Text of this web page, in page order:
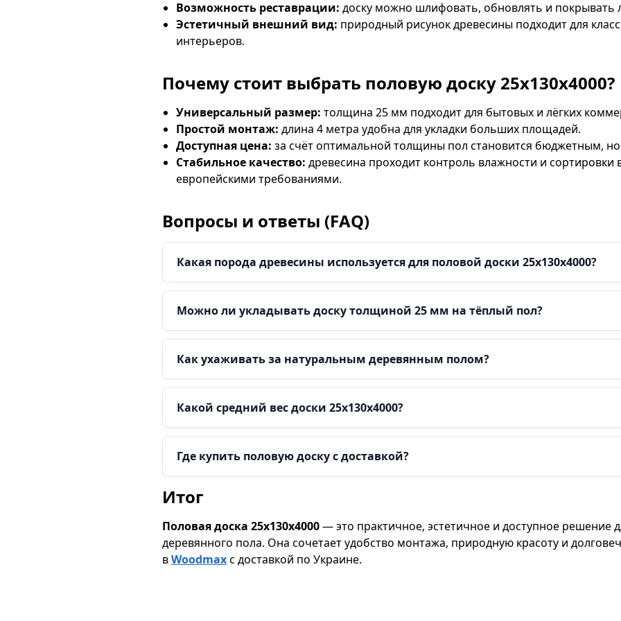
Возможность реставрации: доску можно шлифовать, обновлять и покрывать
Эстетичный внешний вид: природный рисунок древесины подходит для
интерьеров.
Почему стоит выбрать половую доску 25х130х4000?
Универсальный размер: толщина 25 мм подходит для бытовых и лёгких
Простой монтаж: длина 4 метра удобна для укладки больших площадей.
Доступная цена: за счёт оптимальной толщины пол становится бюджетным,
Стабильное качество: древесина проходит контроль влажности и сортировки
европейскими требованиями.
Вопросы и ответы (FAQ)
Какая порода древесины используется для половой доски 25х130х4000?
Можно ли укладывать доску толщиной 25 мм на тёплый пол?
Как ухаживать за натуральным деревянным полом?
Какой средний вес доски 25х130х4000?
Где купить половую доску с доставкой?
Итог
Половая доска 25х130х4000— это практичное, эстетичное и доступное решение
деревянного пола. Она сочетает удобство монтажа, природную красоту и
вWoodmaxс доставкой по Украине.